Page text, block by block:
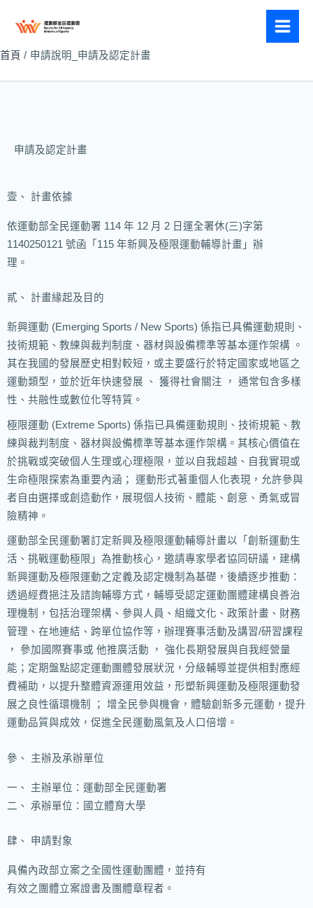
要
內
首頁 申請說明_申請及認定計畫
申請及認定計畫
壹、 計畫依據
依運動部全民運動署 114 年 12 月 2 日運全署休(三)字第
1140250121 號函「115 年新興及極限運動輔導計畫」辦
理。
貳、 計畫緣起及目的
新興運動 (Emerging Sports / New Sports) 係指已具備運動規則、
技術規範、教練與裁判制度、器材與設備標準等基本運作架構 。
其在我國的發展歷史相對較短，或主要盛行於特定國家或地區之
運動類型，並於近年快速發展 、 獲得社會關注 ， 通常包含多樣
性、共融性或數位化等特質。
極限運動 (Extreme Sports) 係指已具備運動規則、技術規範、教
練與裁判制度、器材與設備標準等基本運作架構。其核心價值在
於挑戰或突破個人生理或心理極限，並以自我超越、自我實現或
生命極限探索為重要內涵； 運動形式著重個人化表現，允許參與
者自由選擇或創造動作，展現個人技術、體能、創意、勇氣或冒
險精神。
運動部全民運動署訂定新興及極限運動輔導計畫以「創新運動生
活、挑戰運動極限」為推動核心，邀請專家學者協同研議，建構
新興運動及極限運動之定義及認定機制為基礎，後續逐步推動：
透過經費挹注及諮詢輔導方式，輔導受認定運動團體建構良善治
理機制，包括治理架構、參與人員、組織文化、政策計畫、財務
管理、在地連結、跨單位協作等，辦理賽事活動及講習/研習課程
， 參加國際賽事或 他推廣活動 ， 強化長期發展與自我經營量
能；定期盤點認定運動團體發展狀況，分級輔導並提供相對應經
費補助，以提升整體資源運用效益，形塑新興運動及極限運動發
展之良性循環機制 ； 增全民參與機會，體驗創新多元運動，提升
運動品質與成效，促進全民運動風氣及人口倍增。
參、 主辦及承辦單位
一、 主辦單位：運動部全民運動署
二、 承辦單位：國立體育大學
肆、 申請對象
具備內政部立案之全國性運動團體，並持有
有效之團體立案證書及團體章程者。